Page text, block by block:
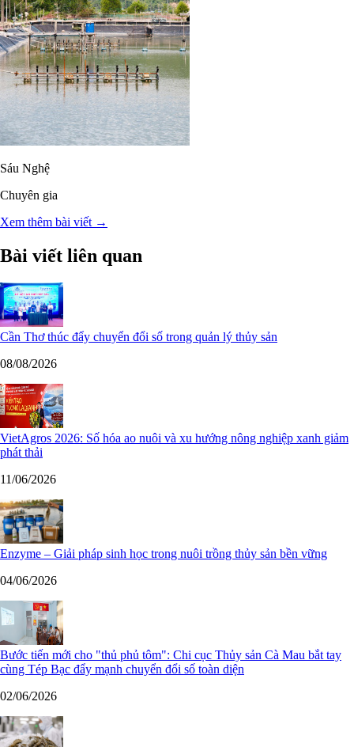
Sáu Nghệ
Chuyên gia
Xem thêm bài viết →
Bài viết liên quan
Cần Thơ thúc đẩy chuyển đổi số trong quản lý thủy sản
08/08/2026
VietAgros 2026: Số hóa ao nuôi và xu hướng nông nghiệp xanh giảm
phát thải
11/06/2026
Enzyme – Giải pháp sinh học trong nuôi trồng thủy sản bền vững
04/06/2026
Bước tiến mới cho "thủ phủ tôm": Chi cục Thủy sản Cà Mau bắt tay
cùng Tép Bạc đẩy mạnh chuyển đổi số toàn diện
02/06/2026